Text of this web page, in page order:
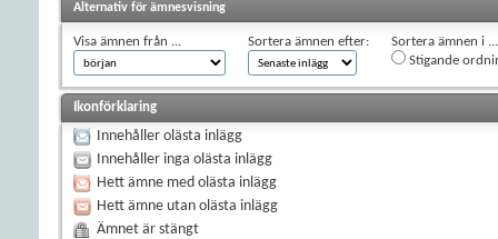
Alternativ för ämnesvisning
Visa ämnen från ... Sortera ämnen efter:
Sortera ämnen i ...
Stigande
Ikonförklaring
Innehåller olästa inlägg
Innehåller inga olästa inlägg
Hett ämne med olästa inlägg
Hett ämne utan olästa inlägg
Ämnet är stängt